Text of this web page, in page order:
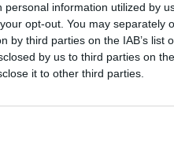
information utilized by
opt-out. You may separately
by third parties on the IAB’s list
by us to third parties on the
it to other third parties.